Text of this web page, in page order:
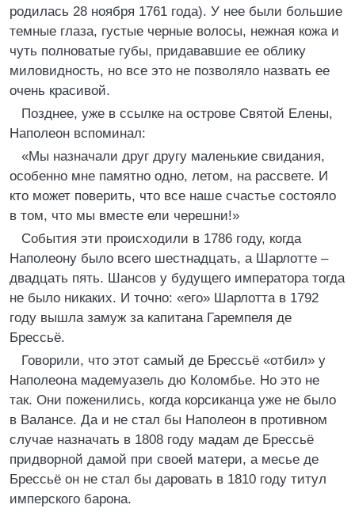
родилась 28 ноября 1761 года). У нее были большие
темные глаза, густые черные волосы, нежная кожа и
чуть полноватые губы, придававшие ее облику
миловидность, но все это не позволяло назвать ее
очень красивой.
Позднее, уже в ссылке на острове Святой Елены,
Наполеон вспоминал:
«Мы назначали друг другу маленькие свидания,
особенно мне памятно одно, летом, на рассвете. И
кто может поверить, что все наше счастье состояло
в том, что мы вместе ели черешни!»
События эти происходили в 1786 году, когда
Наполеону было всего шестнадцать, а Шарлотте –
двадцать пять. Шансов у будущего императора тогда
не было никаких. И точно: «его» Шарлотта в 1792
году вышла замуж за капитана Гаремпеля де
Брессьё.
Говорили, что этот самый де Брессьё «отбил» у
Наполеона мадемуазель дю Коломбье. Но это не
так. Они поженились, когда корсиканца уже не было
в Валансе. Да и не стал бы Наполеон в противном
случае назначать в 1808 году мадам де Брессьё
придворной дамой при своей матери, а месье де
Брессьё он не стал бы даровать в 1810 году титул
имперского барона.